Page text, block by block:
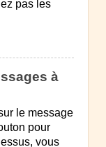
pas les
à
le message
pour
vous